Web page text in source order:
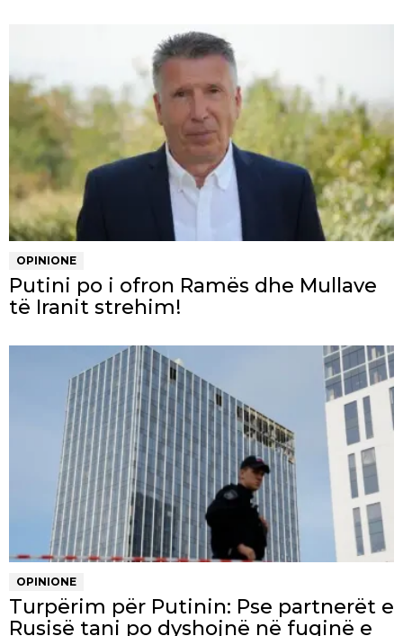
OPINIONE
Putini po i ofron Ramës dhe Mullave
të Iranit strehim!
OPINIONE
Turpërim për Putinin: Pse partnerët e
Rusisë tani po dyshojnë në fuqinë e